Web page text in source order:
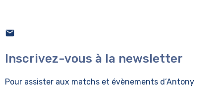
Inscrivez-vous à la newsletter
Pour assister aux matchs et évènements d’Antony